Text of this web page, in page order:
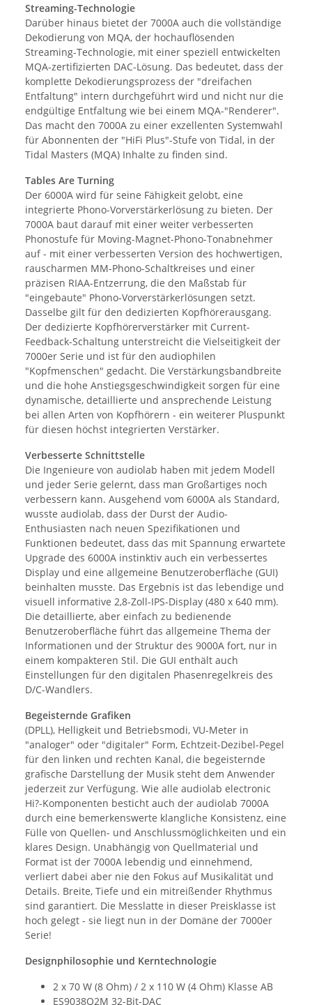
Streaming-Technologie
Darüber hinaus bietet der 7000A auch die vollständige
Dekodierung von MQA, der hochauflösenden
Streaming-Technologie, mit einer speziell entwickelten
MQA-zertifizierten DAC-Lösung. Das bedeutet, dass der
komplette Dekodierungsprozess der "dreifachen
Entfaltung" intern durchgeführt wird und nicht nur die
endgültige Entfaltung wie bei einem MQA-"Renderer".
Das macht den 7000A zu einer exzellenten Systemwahl
für Abonnenten der "HiFi Plus"-Stufe von Tidal, in der
Tidal Masters (MQA) Inhalte zu finden sind.
Tables Are Turning
Der 6000A wird für seine Fähigkeit gelobt, eine
integrierte Phono-Vorverstärkerlösung zu bieten. Der
7000A baut darauf mit einer weiter verbesserten
Phonostufe für Moving-Magnet-Phono-Tonabnehmer
auf - mit einer verbesserten Version des hochwertigen,
rauscharmen MM-Phono-Schaltkreises und einer
präzisen RIAA-Entzerrung, die den Maßstab für
"eingebaute" Phono-Vorverstärkerlösungen setzt.
Dasselbe gilt für den dedizierten Kopfhörerausgang.
Der dedizierte Kopfhörerverstärker mit Current-
Feedback-Schaltung unterstreicht die Vielseitigkeit der
7000er Serie und ist für den audiophilen
"Kopfmenschen" gedacht. Die Verstärkungsbandbreite
und die hohe Anstiegsgeschwindigkeit sorgen für eine
dynamische, detaillierte und ansprechende Leistung
bei allen Arten von Kopfhörern - ein weiterer Pluspunkt
für diesen höchst integrierten Verstärker.
Verbesserte Schnittstelle
Die Ingenieure von audiolab haben mit jedem Modell
und jeder Serie gelernt, dass man Großartiges noch
verbessern kann. Ausgehend vom 6000A als Standard,
wusste audiolab, dass der Durst der Audio-
Enthusiasten nach neuen Spezifikationen und
Funktionen bedeutet, dass das mit Spannung erwartete
Upgrade des 6000A instinktiv auch ein verbessertes
Display und eine allgemeine Benutzeroberfläche (GUI)
beinhalten musste. Das Ergebnis ist das lebendige und
visuell informative 2,8-Zoll-IPS-Display (480 x 640 mm).
Die detaillierte, aber einfach zu bedienende
Benutzeroberfläche führt das allgemeine Thema der
Informationen und der Struktur des 9000A fort, nur in
einem kompakteren Stil. Die GUI enthält auch
Einstellungen für den digitalen Phasenregelkreis des
D/C-Wandlers.
Begeisternde Grafiken
(DPLL), Helligkeit und Betriebsmodi, VU-Meter in
"analoger" oder "digitaler" Form, Echtzeit-Dezibel-Pegel
für den linken und rechten Kanal, die begeisternde
grafische Darstellung der Musik steht dem Anwender
jederzeit zur Verfügung. Wie alle audiolab electronic
Hi?-Komponenten besticht auch der audiolab 7000A
durch eine bemerkenswerte klangliche Konsistenz, eine
Fülle von Quellen- und Anschlussmöglichkeiten und ein
klares Design. Unabhängig von Quellmaterial und
Format ist der 7000A lebendig und einnehmend,
verliert dabei aber nie den Fokus auf Musikalität und
Details. Breite, Tiefe und ein mitreißender Rhythmus
sind garantiert. Die Messlatte in dieser Preisklasse ist
hoch gelegt - sie liegt nun in der Domäne der 7000er
Serie!
Designphilosophie und Kerntechnologie
2 x 70 W (8 Ohm) / 2 x 110 W (4 Ohm) Klasse AB
ES9038Q2M 32-Bit-DAC